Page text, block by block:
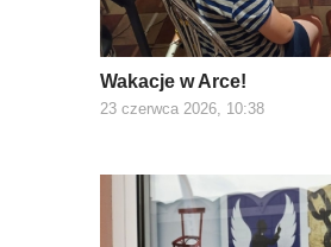
Wakacje w Arce!
23 czerwca 2026, 10:38